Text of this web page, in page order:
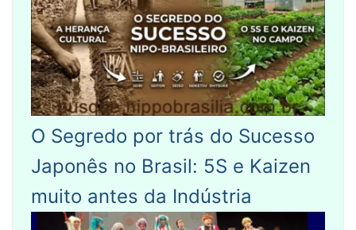
O Segredo por trás do Sucesso
Japonês no Brasil: 5S e Kaizen
muito antes da Indústria